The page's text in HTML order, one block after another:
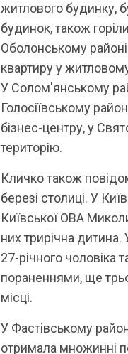
житлового будинку,
будинок, також
Оболонському
квартиру у
У Солом'янському
Голосіївському
бізнес-центру, у
територію.
Кличко також
березі столиці. У
Київської ОВА
них трирічна
27-річного чоловіка
пораненнями, ще
місці.
У Фастівському
отримала множинні